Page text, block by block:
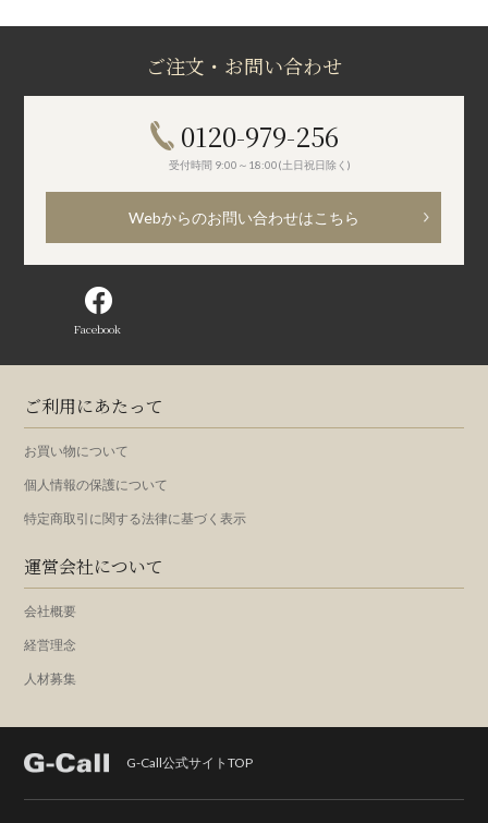
ご注文・お問い合わせ
0120-979-256
受付時間 9:00～18:00(土日祝日除く)
Webからのお問い合わせはこちら
Facebook
ご利用にあたって
お買い物について
個人情報の保護について
特定商取引に関する法律に基づく表示
運営会社について
会社概要
経営理念
人材募集
G-Call公式サイトTOP